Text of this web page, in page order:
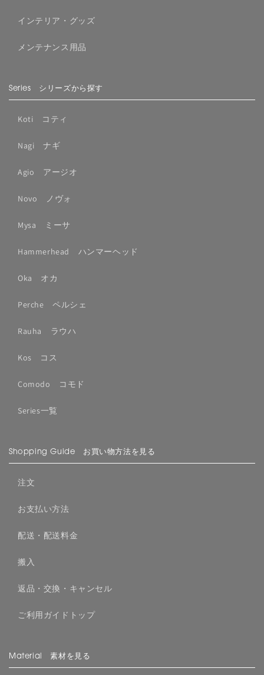
インテリア・グッズ
メンテナンス用品
Series シリーズから探す
Koti コティ
Nagi ナギ
Agio アージオ
Novo ノヴォ
Mysa ミーサ
Hammerhead ハンマーヘッド
Oka オカ
Perche ペルシェ
Rauha ラウハ
Kos コス
Comodo コモド
Series一覧
Shopping Guide お買い物方法を見る
注文
お支払い方法
配送・配送料金
搬入
返品・交換・キャンセル
ご利用ガイドトップ
Material 素材を見る